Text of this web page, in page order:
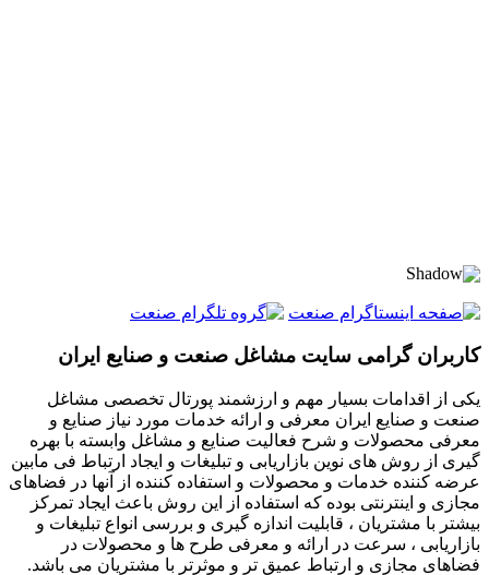
کاربران گرامی سایت مشاغل صنعت و صنایع ایران
یکی از اقدامات بسیار مهم و ارزشمند پورتال تخصصی مشاغل
صنعت و صنایع ایران معرفی و ارائه خدمات مورد نیاز صنایع و
معرفی محصولات و شرح فعالیت صنایع و مشاغل وابسته با بهره
گیری از روش های نوین بازاریابی و تبلیغات و ایجاد ارتباط فی مابین
عرضه کننده خدمات و محصولات و استفاده کننده از آنها در فضاهای
مجازی و اینترنتی بوده که استفاده از این روش باعث ایجاد تمرکز
بیشتر با مشتریان ، قابلیت اندازه گیری و بررسی انواع تبلیغات و
بازاریابی ، سرعت در ارائه و معرفی طرح ها و محصولات در
فضاهای مجازی و ارتباط عمیق تر و موثرتر با مشتریان می باشد.